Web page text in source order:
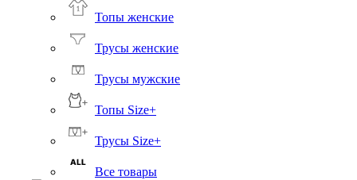
Топы женские
Трусы женские
Трусы мужские
Топы Size+
Трусы Size+
Все товары